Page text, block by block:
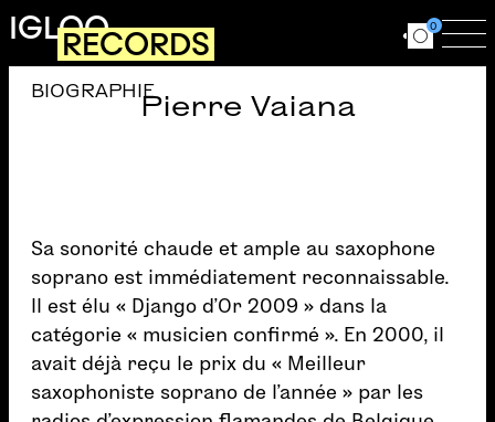
Aller au contenu principal
IGLOORECORDS Ouvrir le
0
Pierre Vaiana
BIOGRAPHIE
Sa sonorité chaude et ample au saxophone
soprano est immédiatement reconnaissable.
Il est élu « Django d’Or 2009 » dans la
catégorie « musicien confirmé ». En 2000, il
avait déjà reçu le prix du « Meilleur
saxophoniste soprano de l’année » par les